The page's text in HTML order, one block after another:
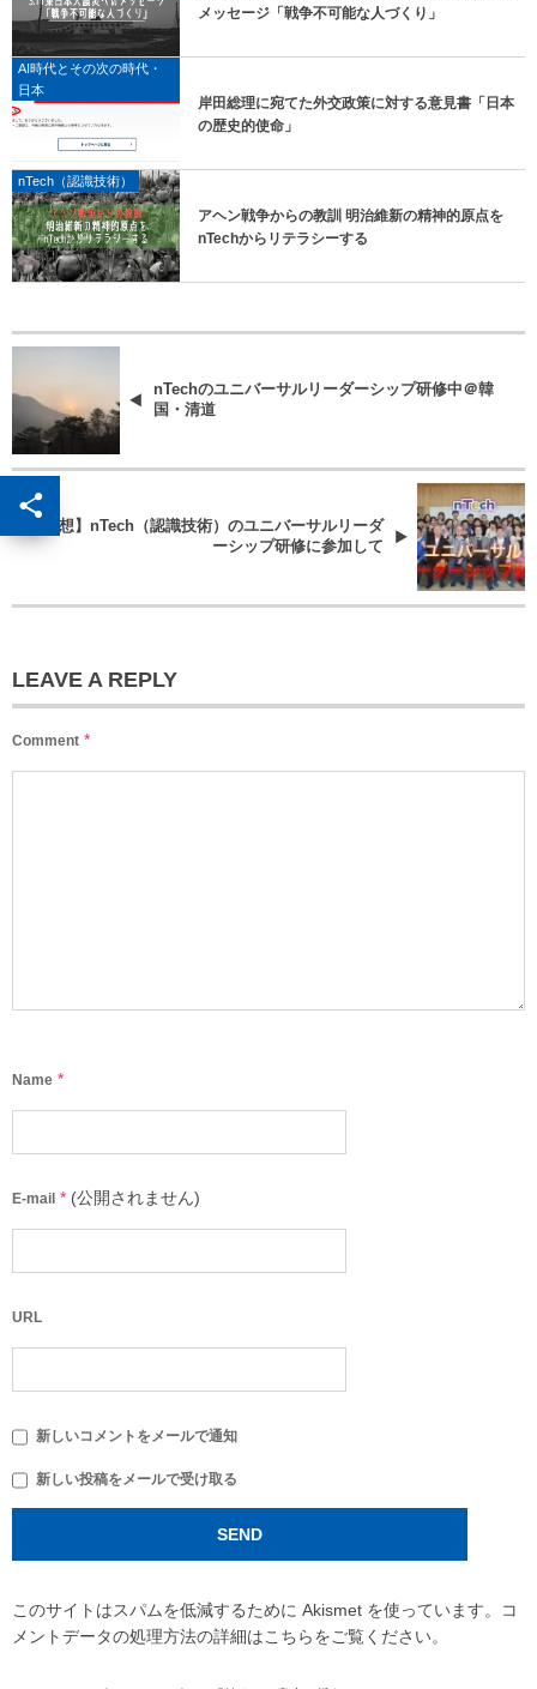
メッセージ「戦争不可能な人づくり」
AI時代とその次の時代・
日本
岸田総理に宛てた外交政策に対する意見書「日本
の歴史的使命」
nTech（認識技術）
アヘン戦争からの教訓 明治維新の精神的原点を
nTechからリテラシーする
nTechのユニバーサルリーダーシップ研修中＠韓
国・清道
【感想】nTech（認識技術）のユニバーサルリーダ
ーシップ研修に参加して
LEAVE A REPLY
Comment *
Name *
E-mail * (公開されません)
URL
新しいコメントをメールで通知
新しい投稿をメールで受け取る
このサイトはスパムを低減するために Akismet を使っています。
コ
メントデータの処理方法の詳細はこちらをご覧ください。